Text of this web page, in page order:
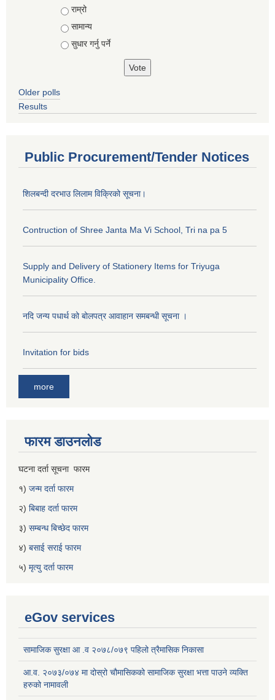
राम्रो
सामान्य
सुधार गर्नु पर्ने
Older polls
Results
Public Procurement/Tender Notices
शिलबन्दी दरभाउ लिलाम विक्रिको सूचना।
Contruction of Shree Janta Ma Vi School, Tri na pa 5
Supply and Delivery of Stationery Items for Triyuga
Municipality Office.
नदि जन्य पधार्थ को बोलपत्र आवाहान समबन्धी सूचना ।
Invitation for bids
more
फारम डाउनलोड
घटना दर्ता सूचना फारम
१) जन्म दर्ता फारम
२) बिबाह दर्ता फारम
३) सम्बन्ध बिच्छेद फारम
४) बसाई सराई फारम
५) मृत्यु दर्ता फारम
eGov services
सामाजिक सुरक्षा आ .व २०७८/०७९ पहिलो त्रैमासिक निकासा
आ.व. २०७३/०७४ मा दोस्रो चौमासिकको सामाजिक सुरक्षा भत्ता पाउने व्यक्ति
हरुको नामावली